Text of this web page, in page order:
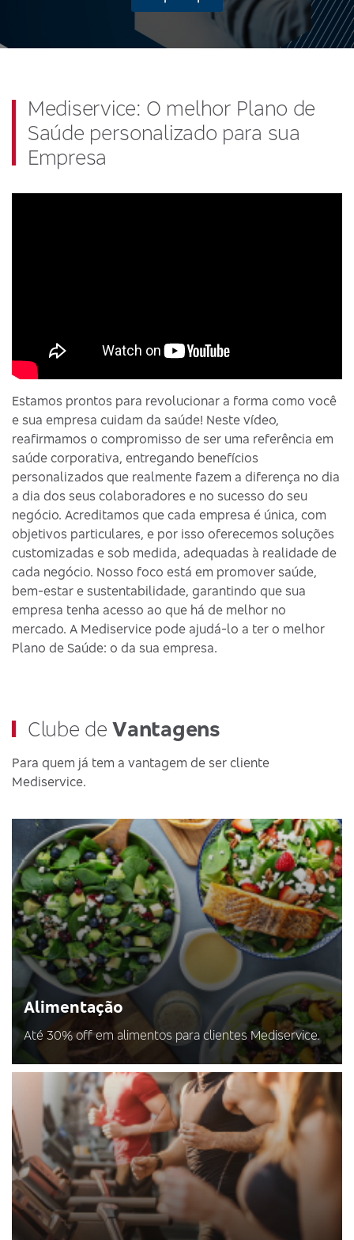
Mediservice: O melhor Plano de
Saúde personalizado para sua
Empresa
Estamos prontos para revolucionar a forma como você
e sua empresa cuidam da saúde! Neste vídeo,
reafirmamos o compromisso de ser uma referência em
saúde corporativa, entregando benefícios
personalizados que realmente fazem a diferença no dia
a dia dos seus colaboradores e no sucesso do seu
negócio. Acreditamos que cada empresa é única, com
objetivos particulares, e por isso oferecemos soluções
customizadas e sob medida, adequadas à realidade de
cada negócio. Nosso foco está em promover saúde,
bem-estar e sustentabilidade, garantindo que sua
empresa tenha acesso ao que há de melhor no
mercado. A Mediservice pode ajudá-lo a ter o melhor
Plano de Saúde: o da sua empresa.
Clube deVantagens
Para quem já tem a vantagem de ser cliente
Mediservice.
Alimentação
Até 30% off em alimentos para clientes Mediservice.